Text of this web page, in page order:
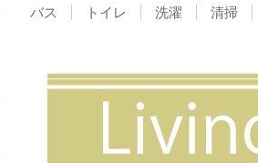
バス トイレ 洗濯 清掃